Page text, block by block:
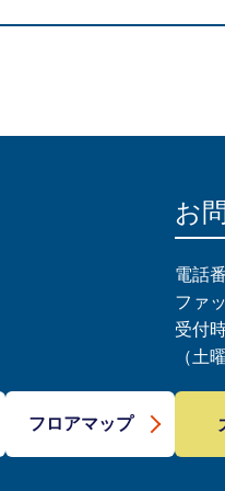
フロアマップ
お
電話
ファ
受付
（土